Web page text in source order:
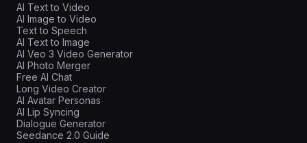
AI Text to Video
AI Image to Video
Text to Speech
AI Text to Image
AI Veo 3 Video Generator
AI Photo Merger
Free AI Chat
Long Video Creator
AI Avatar Personas
AI Lip Syncing
Dialogue Generator
Seedance 2.0 Guide